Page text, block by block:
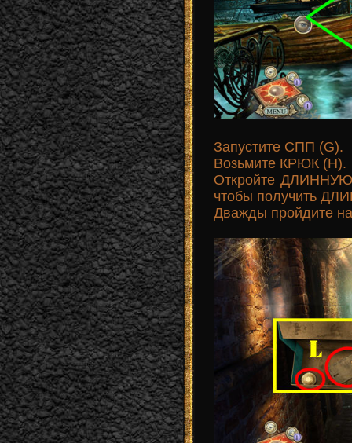
Запустите СПП (G).
Возьмите КРЮК (Н).
Откройте
чтобы получить
Дважды пройдите